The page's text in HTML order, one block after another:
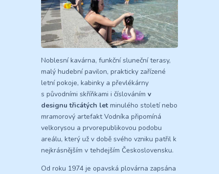
Noblesní kavárna, funkční sluneční terasy,
malý hudební pavilon, prakticky zařízené
letní pokoje, kabinky a převlékárny
s původními skříňkami i číslováním v
designu třicátých let minulého století nebo
mramorový artefakt Vodníka připomíná
velkorysou a prvorepublikovou podobu
areálu, který už v době svého vzniku patřil k
nejkrásnějším v tehdejším Československu.
Od roku 1974 je opavská plovárna zapsána